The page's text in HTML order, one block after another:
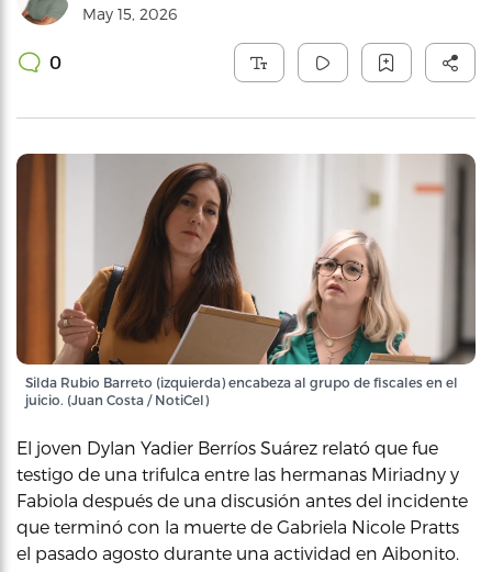
May 15, 2026
0
Silda Rubio Barreto (izquierda) encabeza al grupo de fiscales en el
juicio. (Juan Costa / NotiCel)
El joven Dylan Yadier Berríos Suárez relató que fue
testigo de una trifulca entre las hermanas Miriadny y
Fabiola después de una discusión antes del incidente
que terminó con la muerte de Gabriela Nicole Pratts
el pasado agosto durante una actividad en Aibonito.